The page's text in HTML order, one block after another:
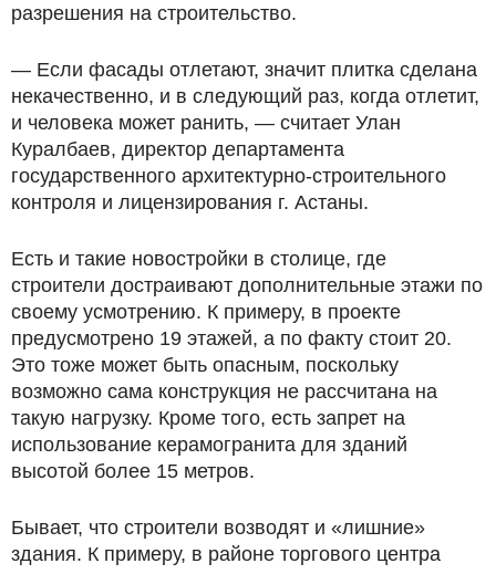
разрешения на строительство.
— Если фасады отлетают, значит плитка сделана
некачественно, и в следующий раз, когда отлетит,
и человека может ранить, — считает Улан
Куралбаев, директор департамента
государственного архитектурно-строительного
контроля и лицензирования г. Астаны.
Есть и такие новостройки в столице, где
строители достраивают дополнительные этажи по
своему усмотрению. К примеру, в проекте
предусмотрено 19 этажей, а по факту стоит 20.
Это тоже может быть опасным, поскольку
возможно сама конструкция не рассчитана на
такую нагрузку. Кроме того, есть запрет на
использование керамогранита для зданий
высотой более 15 метров.
Бывает, что строители возводят и «лишние»
здания. К примеру, в районе торгового центра